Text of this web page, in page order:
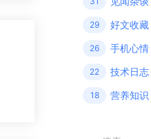
29 好文收藏
26 手机心情
22 技术日志
18 营养知识